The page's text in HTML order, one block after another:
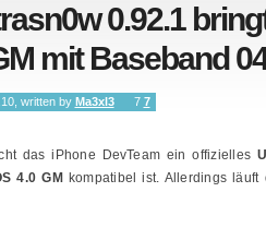
0.92.1
mit Baseband
written by Ma3xl3 7 7
das iPhone DevTeam ein offizielles
4.0 GM kompatibel ist. Allerdings